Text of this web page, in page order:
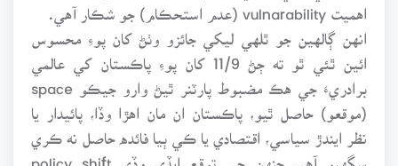
اهميت vulnarability (عدم استحڪام) جو شڪار آهي.
انهن ڳالهين جو ٿلهي ليکي جائزو وٺڻ کان پوءِ محسوس
ائين ٿئي ٿو ته ڄڻ 11/9 کان پوءِ پاڪستان کي عالمي
(موقعو) حاصل ٿيو، پاڪستان ان مان اهڙا وڏا، پائيدار يا
نظر ايندڙ سياسي، اقتصادي يا ڪي ٻيا فائده حاصل نه ڪري
سگهيو آهي جنهن جي توقع ايڏي وڏي policy shift